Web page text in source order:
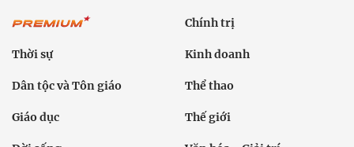
Chính trị
Thời sự Kinh doanh
Dân tộc và Tôn giáo Thể thao
Giáo dục Thế giới